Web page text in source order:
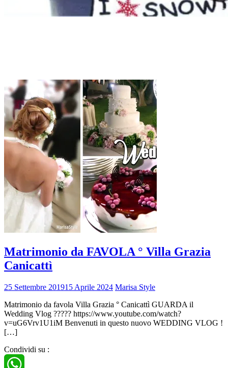
Matrimonio da FAVOLA ° Villa Grazia
Canicattì
25 Settembre 201915 Aprile 2024 Marisa Style
Matrimonio da favola Villa Grazia ° Canicattì GUARDA il
Wedding Vlog ????? https://www.youtube.com/watch?
v=uG6Vrv1U1iM Benvenuti in questo nuovo WEDDING VLOG !
[…]
Condividi su :